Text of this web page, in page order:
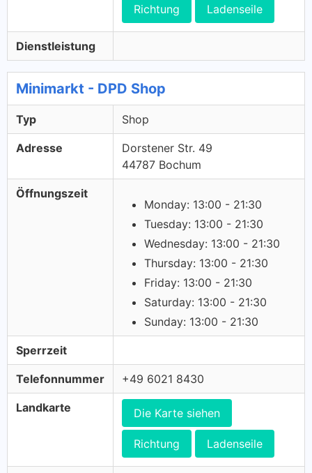
Richtung Ladenseile
Dienstleistung
Minimarkt - DPD Shop
Typ Shop
Adresse
Dorstener Str. 49
44787 Bochum
Öffnungszeit
Monday: 13:00 - 21:30
Tuesday: 13:00 - 21:30
Wednesday: 13:00 - 21:30
Thursday: 13:00 - 21:30
Friday: 13:00 - 21:30
Saturday: 13:00 - 21:30
Sunday: 13:00 - 21:30
Sperrzeit
Telefonnummer +49 6021 8430
Landkarte Die Karte siehen
Richtung Ladenseile